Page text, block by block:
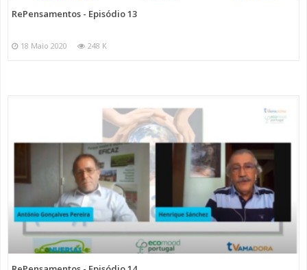
RePensamentos - Episódio 13
18 Maio 2020 248 K